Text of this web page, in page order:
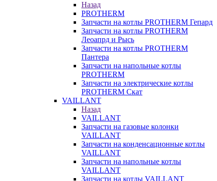
Назад
PROTHERM
Запчасти на котлы PROTHERM Гепард
Запчасти на котлы PROTHERM
Леоапрд и Рысь
Запчасти на котлы PROTHERM
Пантера
Запчасти на напольные котлы
PROTHERM
Запчасти на электрические котлы
PROTHERM Скат
VAILLANT
Назад
VAILLANT
Запчасти на газовые колонки
VAILLANT
Запчасти на конденсационные котлы
VAILLANT
Запчасти на напольные котлы
VAILLANT
Запчасти на котлы VAILLANT